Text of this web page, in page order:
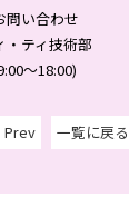
い合わせ
・ティ技術部
～18:00)
Prev 一覧に戻る